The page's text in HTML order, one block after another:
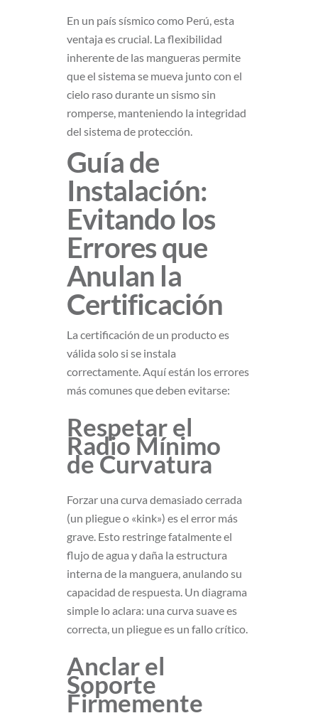
En un país sísmico como Perú, esta
ventaja es crucial. La flexibilidad
inherente de las mangueras permite
que el sistema se mueva junto con el
cielo raso durante un sismo sin
romperse, manteniendo la integridad
del sistema de protección.
Guía de
Instalación:
Evitando los
Errores que
Anulan la
Certificación
La certificación de un producto es
válida solo si se instala
correctamente. Aquí están los errores
más comunes que deben evitarse:
Respetar el
Radio Mínimo
de Curvatura
Forzar una curva demasiado cerrada
(un pliegue o «kink») es el error más
grave. Esto restringe fatalmente el
flujo de agua y daña la estructura
interna de la manguera, anulando su
capacidad de respuesta. Un diagrama
simple lo aclara: una curva suave es
correcta, un pliegue es un fallo crítico.
Anclar el
Soporte
Firmemente